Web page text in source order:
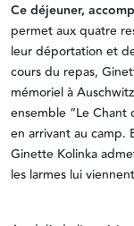
Ce déjeuner,
permet aux quatre
leur déportation et
cours du repas,
mémoriel à
ensemble “Le
en arrivant au camp.
Ginette Kolinka
les larmes lui